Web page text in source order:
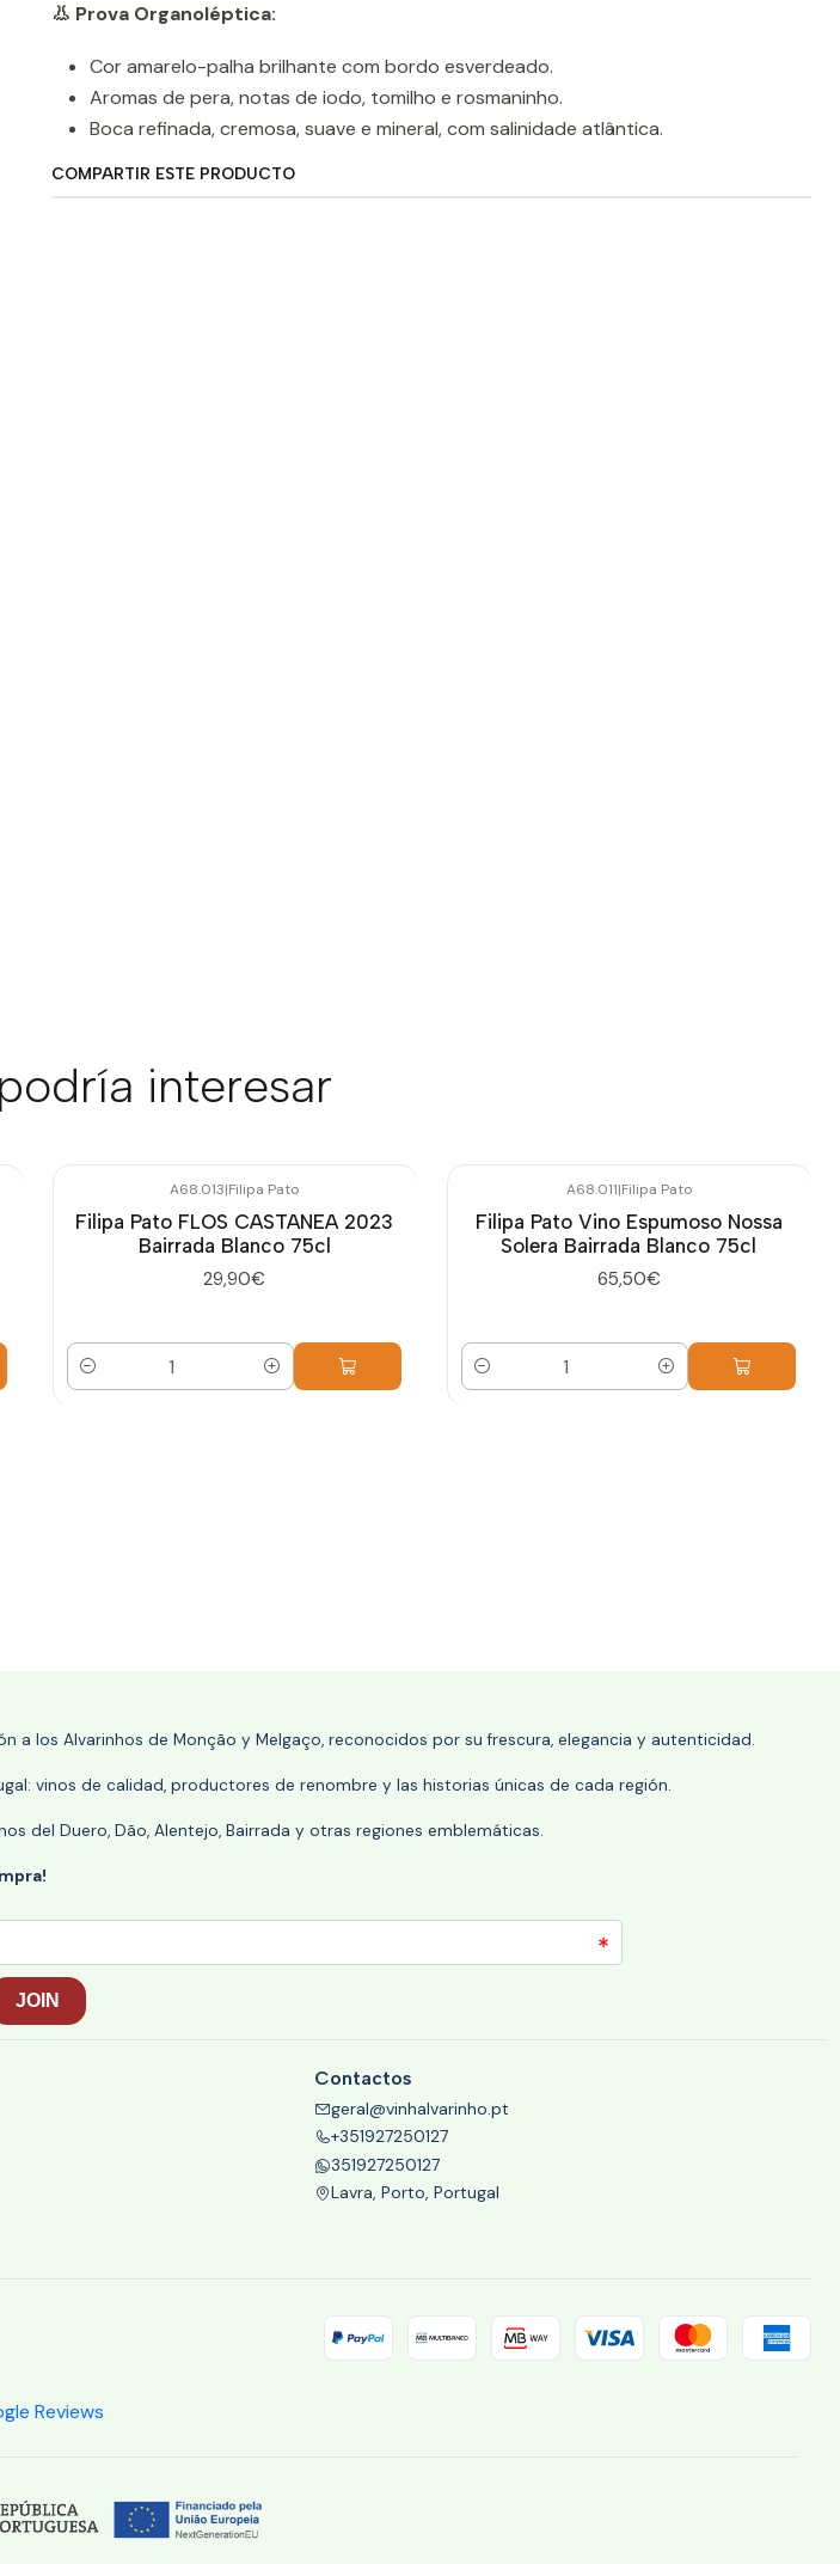
👃 Prova Organoléptica:
Cor amarelo-palha brilhante com bordo esverdeado.
Aromas de pera, notas de iodo, tomilho e rosmaninho.
Boca refinada, cremosa, suave e mineral, com salinidade atlântica.
COMPARTIR ESTE PRODUCTO
interesar
A68.013|Filipa Pato
Filipa Pato FLOS CASTANEA 2023
Bairrada Blanco 75cl
29,90€
Cantidad
A68.011|Filipa Pato
Filipa Pato Vino Espumoso Nossa
Solera Bairrada Blanco 75cl
65,50€
Cantidad
a los Alvarinhos de Monção y Melgaço, reconocidos por su frescura, elegancia y autenticidad.
vinos de calidad, productores de renombre y las historias únicas de cada región.
del Duero, Dão, Alentejo, Bairrada y otras regiones emblemáticas.
Contactos
geral@vinhalvarinho.pt
+351927250127
351927250127
Lavra, Porto, Portugal